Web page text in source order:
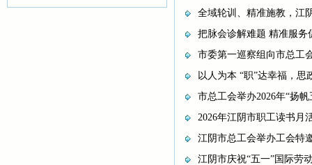
全域轮训、精准施教，江
把脉会诊解难题 精准服
市委第一巡察组向市总工
以人为本 “职”达幸福，
市总工会举办2026年“扬
2026年江阴市职工读书月
江阴市总工会举办工会特
江阴市庆祝“五一”国际劳